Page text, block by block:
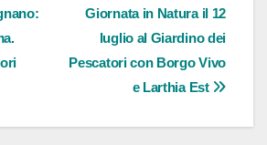
Giornata in Natura il 12
luglio al Giardino dei
Pescatori con Borgo Vivo
e Larthia Est